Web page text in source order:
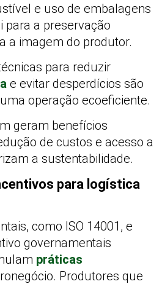
e uso de embalagens
para a preservação
a imagem do produtor.
para reduzir
e evitar desperdícios são
operação ecoeficiente.
geram benefícios
de custos e acesso a
a sustentabilidade.
para logística
como ISO 14001, e
governamentais
práticas
Produtores que